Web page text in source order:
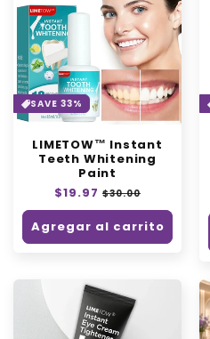
SAVE 33%
LIMETOW™ Instant
Teeth Whitening
Paint
Precio
habitual
$19.97 Precio
de
oferta
$30.00
Agregar al carrito